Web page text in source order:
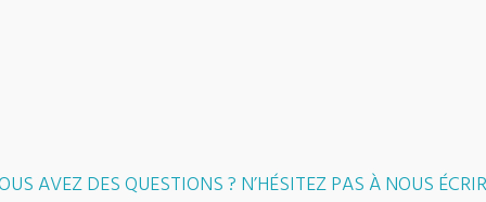
AVEZ DES QUESTIONS ? N’HÉSITEZ PAS À NOUS